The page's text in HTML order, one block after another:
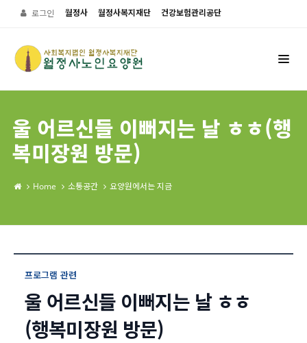
로그인 월정사 월정사복지재단 건강보험관리공단
울 어르신들 이뻐지는 날 ㅎㅎ(행
복미장원 방문)
Home 소통공간 요양원에서는 지금
프로그램 관련
울 어르신들 이뻐지는 날 ㅎㅎ
(행복미장원 방문)